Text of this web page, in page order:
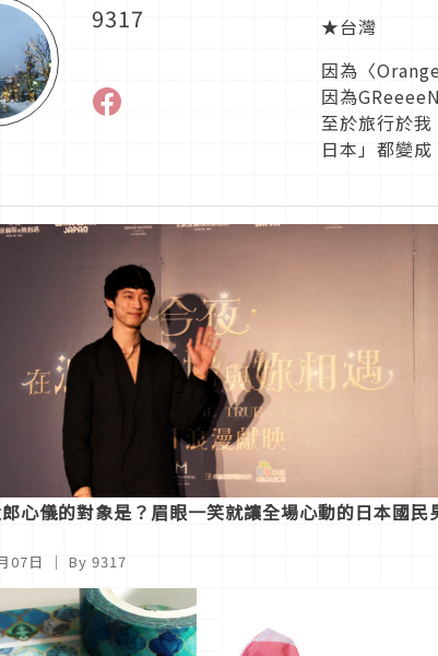
9317
★台灣
因為〈
因為
至於旅行於
日本」都變
心儀的對象是？眉眼一笑就讓全場心動的日本國民
07日 ｜ By 9317